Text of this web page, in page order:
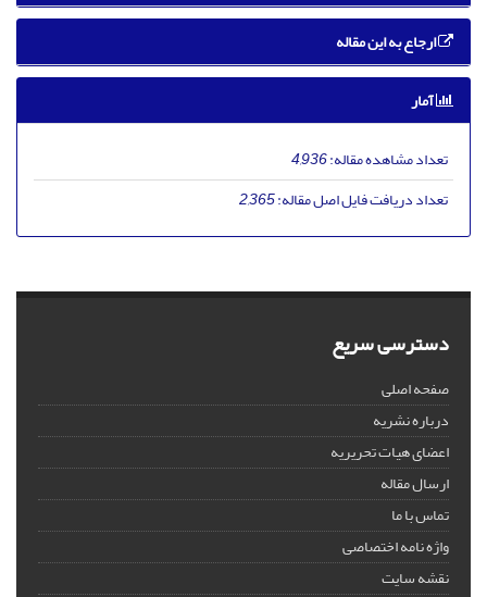
ارجاع به این مقاله
آمار
تعداد مشاهده مقاله:4,936
تعداد دریافت فایل اصل مقاله:2,365
دسترسی سریع
صفحه اصلی
درباره نشریه
اعضای هیات تحریریه
ارسال مقاله
تماس با ما
واژه نامه اختصاصی
نقشه سایت